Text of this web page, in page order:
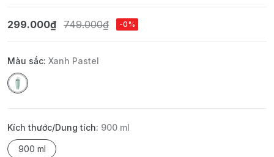
299.000₫ 749.000₫ -0%
Màu sắc: Xanh Pastel
Kích thước/Dung tích: 900 ml
900 ml